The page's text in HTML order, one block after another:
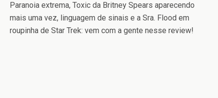
Paranoia extrema, Toxic da Britney Spears aparecendo
mais uma vez, linguagem de sinais e a Sra. Flood em
roupinha de Star Trek: vem com a gente nesse review!